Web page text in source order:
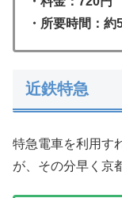
・所要時間：約
近鉄特急
特急電車を利用す
が、その分早く京